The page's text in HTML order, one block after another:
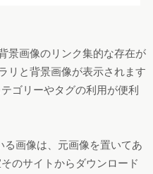
景画像のリンク集的な存在が
リと背景画像が表示されます
ゴリーやタグの利用が便利
る画像は、元画像を置いてあ
のサイトからダウンロード